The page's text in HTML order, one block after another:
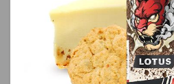
آخرین بروزرسانی
قیمت: 13 ساعت پیش
تمامی قیمت ها بروز